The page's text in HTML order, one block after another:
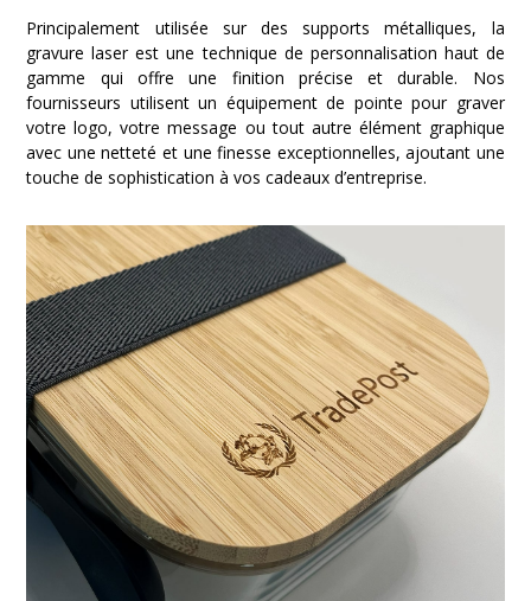
Principalement utilisée sur des supports métalliques, la
gravure laser est une technique de personnalisation haut de
gamme qui offre une finition précise et durable. Nos
fournisseurs utilisent un équipement de pointe pour graver
votre logo, votre message ou tout autre élément graphique
avec une netteté et une finesse exceptionnelles, ajoutant une
touche de sophistication à vos cadeaux d’entreprise.